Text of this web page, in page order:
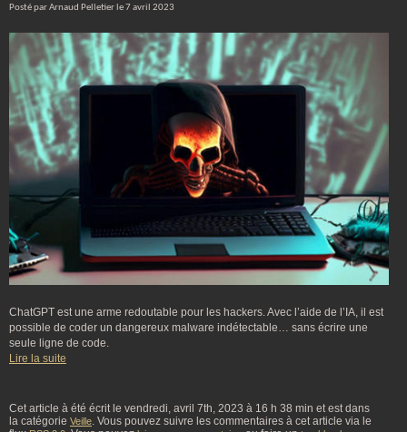
Posté par Arnaud Pelletier le 7 avril 2023
ChatGPT est une arme redoutable pour les hackers. Avec l’aide de l’IA, il est
possible de coder un dangereux malware indétectable… sans écrire une
seule ligne de code.
Lire la suite
Cet article à été écrit le vendredi, avril 7th, 2023 à 16 h 38 min et est dans
la catégorie Veille. Vous pouvez suivre les commentaires à cet article via le